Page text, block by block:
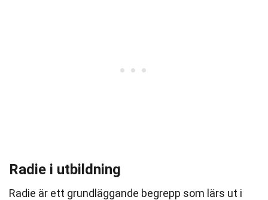
Radie i utbildning
Radie är ett grundläggande begrepp som lärs ut i